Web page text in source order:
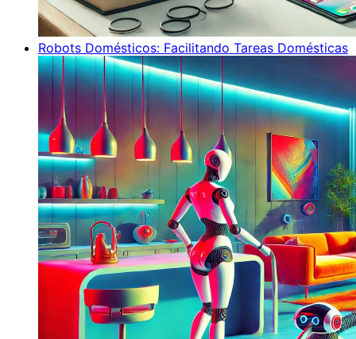
Robots Domésticos: Facilitando Tareas Domésticas